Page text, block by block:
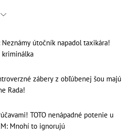
Neznámy útočník napadol taxikára!
kriminálka
zábery z obľúbenej šou majú
dohru... Posvieti si na ne Rada!
TOTO nenápadné potenie u
Mnohí to ignorujú